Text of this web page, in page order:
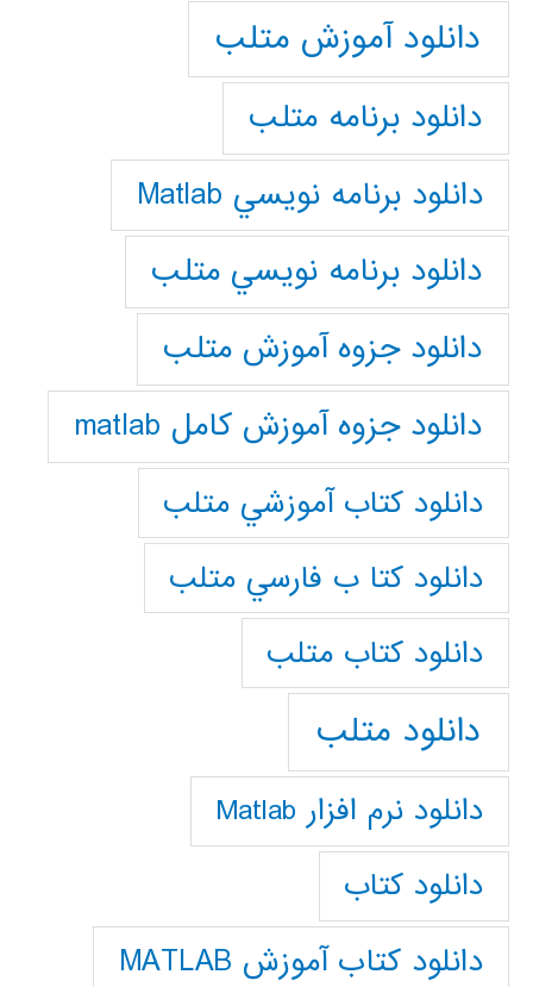
دانلود آموزش متلب
دانلود برنامه متلب
دانلود برنامه نويسي Matlab
دانلود برنامه نويسي متلب
دانلود جزوه آموزش متلب
دانلود جزوه آموزش کامل matlab
دانلود كتاب آموزشي متلب
دانلود كتا ب فارسي متلب
دانلود كتاب متلب
دانلود متلب
دانلود نرم افزار Matlab
دانلود کتاب
دانلود کتاب آموزش MATLAB